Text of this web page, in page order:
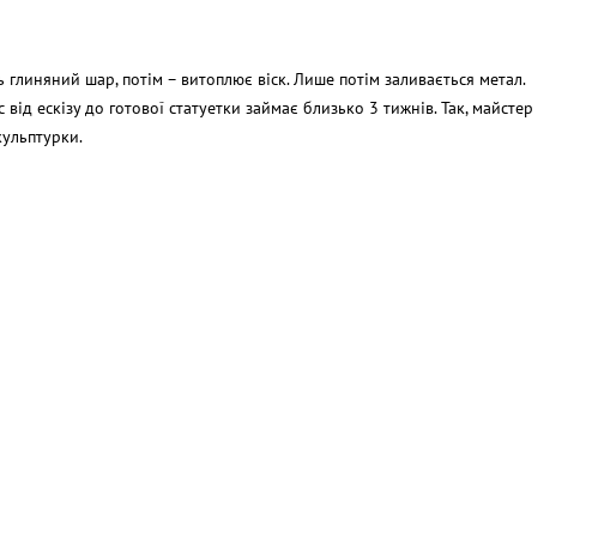
шар, потім – витоплює віск. Лише потім заливається метал.
ескізу до готової статуетки займає близько 3 тижнів. Так, майстер